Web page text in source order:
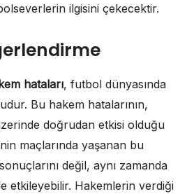
ilgisini çekecektir.
hataları, futbol dünyasında
Bu hakem hatalarının,
doğrudan etkisi olduğu
maçlarında yaşanan bu
değil, aynı zamanda
etkileyebilir. Hakemlerin verdiği